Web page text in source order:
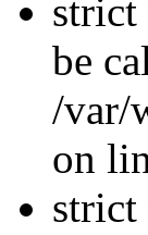
strict
be
/var/
on
strict